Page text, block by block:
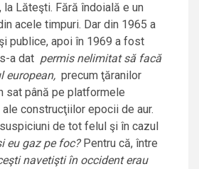
la Lăteşti. Fără îndoială e un
acele timpuri. Dar din 1965 a
publice, apoi în 1969 a fost
a dat permis nelimitat să facă
european, precum ţăranilor
sat până pe platformele
construcţiilor epocii de aur.
de tot felul şi în cazul
eu gaz pe foc?Pentru că, între
navetişti în occident erau